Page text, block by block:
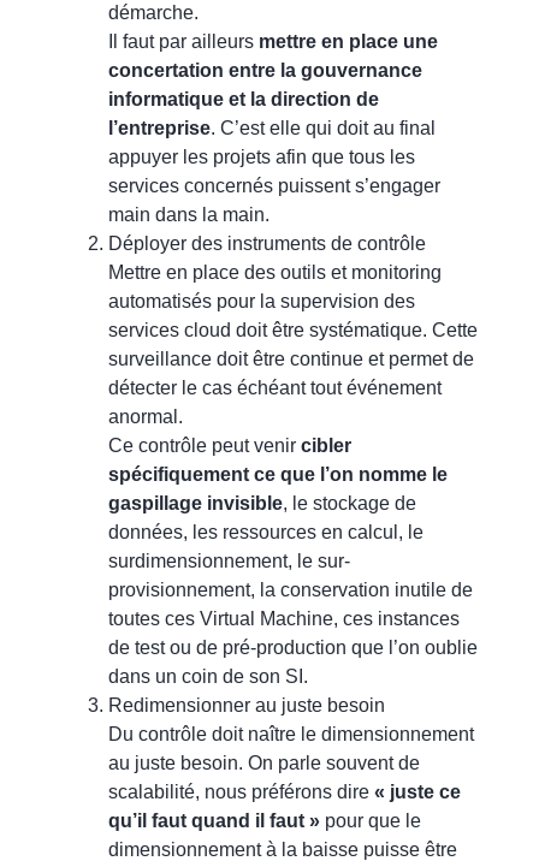
démarche.
Il faut par ailleurs mettre en place une
concertation entre la gouvernance
informatique et la direction de
l’entreprise. C’est elle qui doit au final
appuyer les projets afin que tous les
services concernés puissent s’engager
main dans la main.
Déployer des instruments de contrôle
Mettre en place des outils et monitoring
automatisés pour la supervision des
services cloud doit être systématique. Cette
surveillance doit être continue et permet de
détecter le cas échéant tout événement
anormal.
Ce contrôle peut venir cibler
spécifiquement ce que l’on nomme le
gaspillage invisible, le stockage de
données, les ressources en calcul, le
surdimensionnement, le sur-
provisionnement, la conservation inutile de
toutes ces Virtual Machine, ces instances
de test ou de pré-production que l’on oublie
dans un coin de son SI.
Redimensionner au juste besoin
Du contrôle doit naître le dimensionnement
au juste besoin. On parle souvent de
scalabilité, nous préférons dire « juste ce
qu’il faut quand il faut » pour que le
dimensionnement à la baisse puisse être